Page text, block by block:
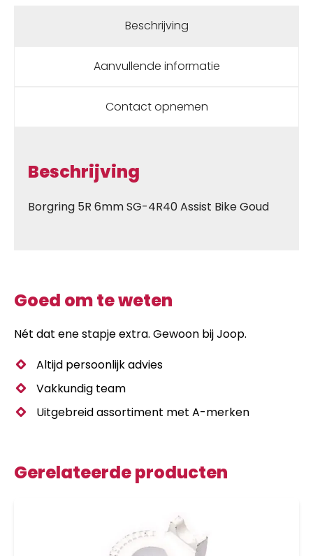
Beschrijving
Aanvullende informatie
Contact opnemen
Beschrijving
Borgring 5R 6mm SG-4R40 Assist Bike Goud
Goed om te weten
Nét dat ene stapje extra. Gewoon bij Joop.
Altijd persoonlijk advies
Vakkundig team
Uitgebreid assortiment met A-merken
Gerelateerde producten